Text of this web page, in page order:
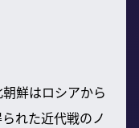
鮮はロシアから
れた近代戦のノ